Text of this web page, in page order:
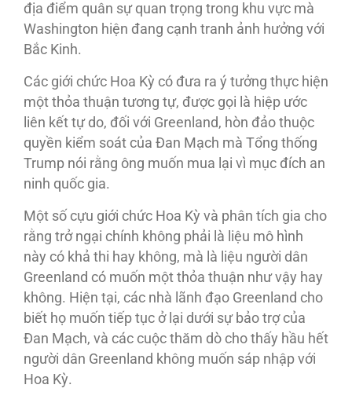
địa điểm quân sự quan trọng trong khu vực mà
Washington hiện đang cạnh tranh ảnh hưởng với
Bắc Kinh.
Các giới chức Hoa Kỳ có đưa ra ý tưởng thực hiện
một thỏa thuận tương tự, được gọi là hiệp ước
liên kết tự do, đối với Greenland, hòn đảo thuộc
quyền kiểm soát của Đan Mạch mà Tổng thống
Trump nói rằng ông muốn mua lại vì mục đích an
ninh quốc gia.
Một số cựu giới chức Hoa Kỳ và phân tích gia cho
rằng trở ngại chính không phải là liệu mô hình
này có khả thi hay không, mà là liệu người dân
Greenland có muốn một thỏa thuận như vậy hay
không. Hiện tại, các nhà lãnh đạo Greenland cho
biết họ muốn tiếp tục ở lại dưới sự bảo trợ của
Đan Mạch, và các cuộc thăm dò cho thấy hầu hết
người dân Greenland không muốn sáp nhập với
Hoa Kỳ.